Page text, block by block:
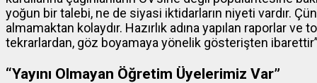
yoğun bir talebi, ne de siyasi iktidarların niyeti vardır.
almamaktan kolaydır. Hazırlık adına yapılan raporlar
tekrarlardan, göz boyamaya yönelik gösterişten
“Yayını Olmayan Öğretim Üyelerimiz Var”